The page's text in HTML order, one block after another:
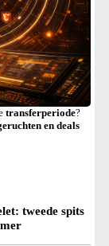
transferperiode?
en deals
tweede spits